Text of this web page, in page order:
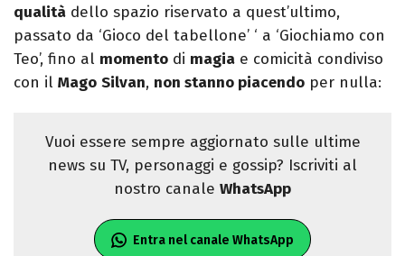
qualità dello spazio riservato a quest’ultimo,
passato da ‘Gioco del tabellone’ ‘ a ‘Giochiamo con
Teo’, fino al momento di magia e comicità condiviso
con il Mago Silvan, non stanno piacendo per nulla:
Vuoi essere sempre aggiornato sulle ultime
news su TV, personaggi e gossip? Iscriviti al
nostro canale WhatsApp
Entra nel canale WhatsApp